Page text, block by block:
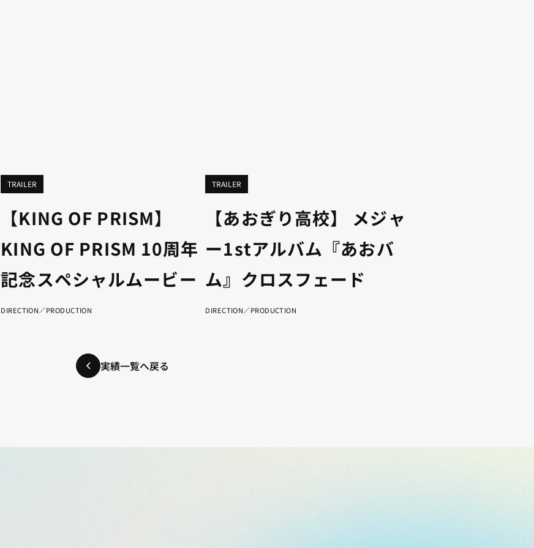
TRAILER
【KING OF PRISM】
KING OF PRISM 10周年
記念スペシャルムービー
DIRECTION／PRODUCTION
TRAILER
【あおぎり高校】 メジャ
ー1stアルバム『あおバ
ム』クロスフェード
DIRECTION／PRODUCTION
実績一覧へ戻る